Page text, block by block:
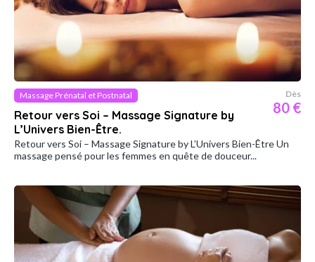
Massage Prénatal et Postnatal
Retour vers Soi – Massage Signature by
L’Univers Bien-Être.
Dès
80 €
Retour vers Soi – Massage Signature by L’Univers Bien-Être Un
massage pensé pour les femmes en quête de douceur...